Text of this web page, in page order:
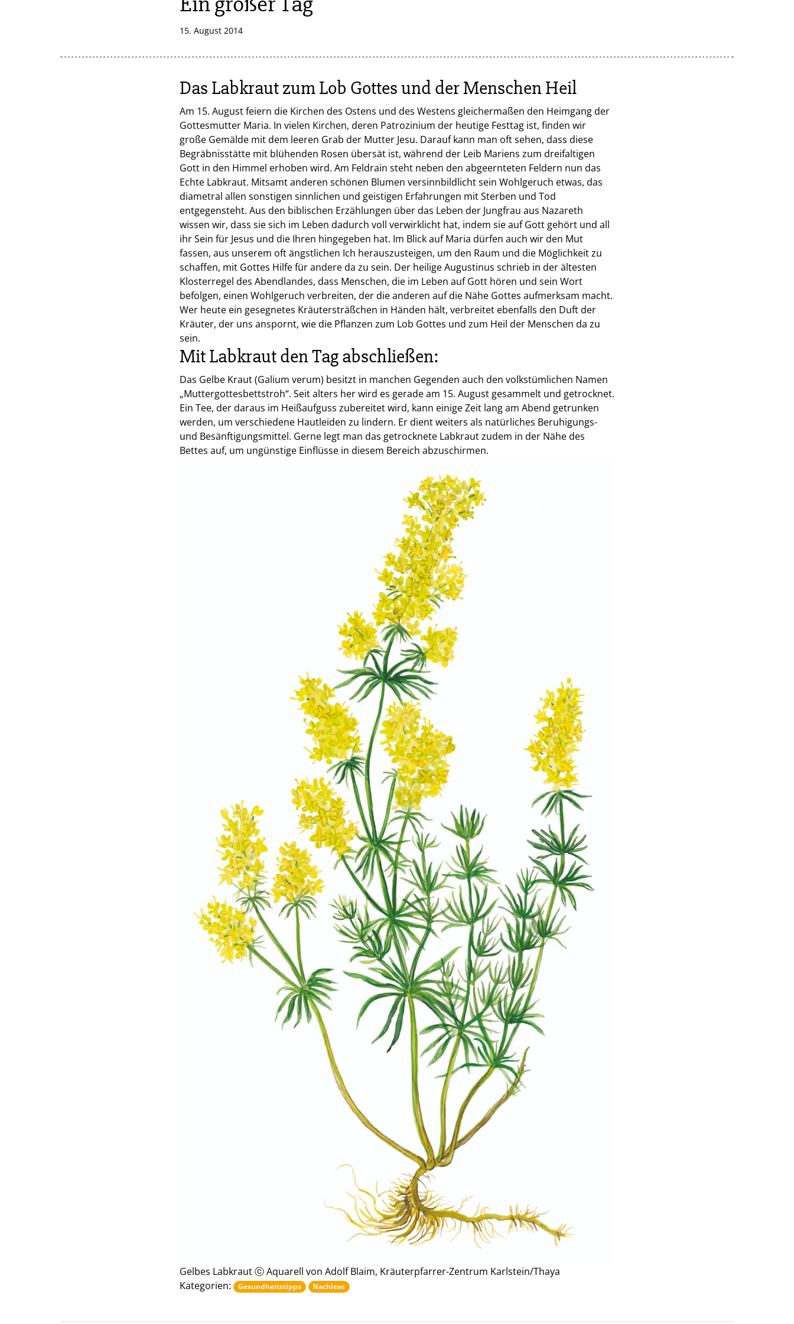
15. August 2014
Das Labkraut zum Lob Gottes und der Menschen Heil
Am 15. August feiern die Kirchen des Ostens und des Westens gleichermaßen den Heimgang der
Gottesmutter Maria. In vielen Kirchen, deren Patrozinium der heutige Festtag ist, finden wir
große Gemälde mit dem leeren Grab der Mutter Jesu. Darauf kann man oft sehen, dass diese
Begräbnisstätte mit blühenden Rosen übersät ist, während der Leib Mariens zum dreifaltigen
Gott in den Himmel erhoben wird. Am Feldrain steht neben den abgeernteten Feldern nun das
Echte Labkraut. Mitsamt anderen schönen Blumen versinnbildlicht sein Wohlgeruch etwas, das
diametral allen sonstigen sinnlichen und geistigen Erfahrungen mit Sterben und Tod
entgegensteht. Aus den biblischen Erzählungen über das Leben der Jungfrau aus Nazareth
wissen wir, dass sie sich im Leben dadurch voll verwirklicht hat, indem sie auf Gott gehört und all
ihr Sein für Jesus und die Ihren hingegeben hat. Im Blick auf Maria dürfen auch wir den Mut
fassen, aus unserem oft ängstlichen Ich herauszusteigen, um den Raum und die Möglichkeit zu
schaffen, mit Gottes Hilfe für andere da zu sein. Der heilige Augustinus schrieb in der ältesten
Klosterregel des Abendlandes, dass Menschen, die im Leben auf Gott hören und sein Wort
befolgen, einen Wohlgeruch verbreiten, der die anderen auf die Nähe Gottes aufmerksam macht.
Wer heute ein gesegnetes Kräutersträßchen in Händen hält, verbreitet ebenfalls den Duft der
Kräuter, der uns anspornt, wie die Pflanzen zum Lob Gottes und zum Heil der Menschen da zu
sein.
Mit Labkraut den Tag abschließen:
Das Gelbe Kraut (Galium verum) besitzt in manchen Gegenden auch den volkstümlichen Namen
„Muttergottesbettstroh“. Seit alters her wird es gerade am 15. August gesammelt und getrocknet.
Ein Tee, der daraus im Heißaufguss zubereitet wird, kann einige Zeit lang am Abend getrunken
werden, um verschiedene Hautleiden zu lindern. Er dient weiters als natürliches Beruhigungs-
und Besänftigungsmittel. Gerne legt man das getrocknete Labkraut zudem in der Nähe des
Bettes auf, um ungünstige Einflüsse in diesem Bereich abzuschirmen.
Gelbes Labkraut ⓒ Aquarell von Adolf Blaim, Kräuterpfarrer-Zentrum Karlstein/Thaya
Kategorien:
Gesundheitstipps Nachlese